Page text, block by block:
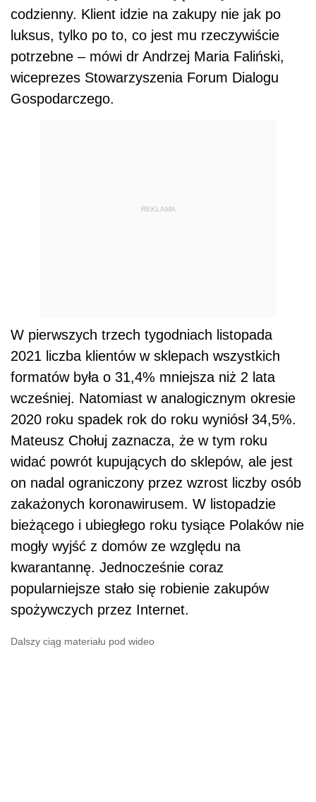
codzienny. Klient idzie na zakupy nie jak po
luksus, tylko po to, co jest mu rzeczywiście
potrzebne – mówi dr Andrzej Maria Faliński,
wiceprezes Stowarzyszenia Forum Dialogu
Gospodarczego.
REKLAMA
W pierwszych trzech tygodniach listopada
2021 liczba klientów w sklepach wszystkich
formatów była o 31,4% mniejsza niż 2 lata
wcześniej. Natomiast w analogicznym okresie
2020 roku spadek rok do roku wyniósł 34,5%.
Mateusz Chołuj zaznacza, że w tym roku
widać powrót kupujących do sklepów, ale jest
on nadal ograniczony przez wzrost liczby osób
zakażonych koronawirusem. W listopadzie
bieżącego i ubiegłego roku tysiące Polaków nie
mogły wyjść z domów ze względu na
kwarantannę. Jednocześnie coraz
popularniejsze stało się robienie zakupów
spożywczych przez Internet.
Dalszy ciąg materiału pod wideo